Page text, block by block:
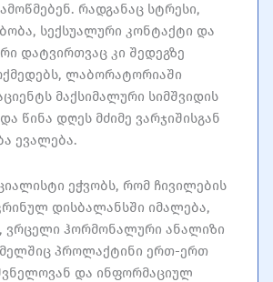
რადგანაც სტრესი,
სექსუალური კონტაქტი და
დატვირთვაც კი შედეგზე
ლაბორატორიაში
მაქსიმალური სიმშვიდის
წინა დღეს მძიმე ვარჯიშისგან
ევალება.
ეჭვობს, რომ ჩივილების
დისბალანსში იმალება,
ვრცელი ჰორმონალური ანალიზი
პროლაქტინი ერთ-ერთ
და ინფორმაციულ